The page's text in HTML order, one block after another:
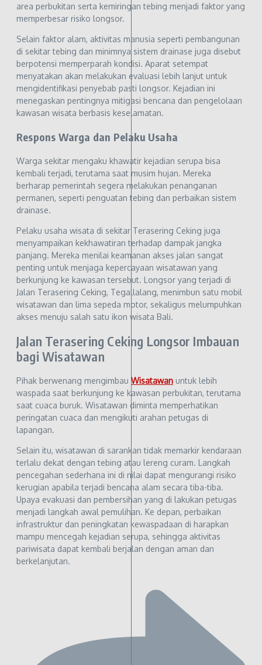
area perbukitan serta kemiringan tebing menjadi faktor yang
memperbesar risiko longsor.
Selain faktor alam, aktivitas manusia seperti pembangunan
di sekitar tebing dan minimnya sistem drainase juga disebut
berpotensi memperparah kondisi. Aparat setempat
menyatakan akan melakukan evaluasi lebih lanjut untuk
mengidentifikasi penyebab pasti longsor. Kejadian ini
menegaskan pentingnya mitigasi bencana dan pengelolaan
kawasan wisata berbasis keselamatan.
Respons Warga dan Pelaku Usaha
Warga sekitar mengaku khawatir kejadian serupa bisa
kembali terjadi, terutama saat musim hujan. Mereka
berharap pemerintah segera melakukan penanganan
permanen, seperti penguatan tebing dan perbaikan sistem
drainase.
Pelaku usaha wisata di sekitar Terasering Ceking juga
menyampaikan kekhawatiran terhadap dampak jangka
panjang. Mereka menilai keamanan akses jalan sangat
penting untuk menjaga kepercayaan wisatawan yang
berkunjung ke kawasan tersebut. Longsor yang terjadi di
Jalan Terasering Ceking, Tegallalang, menimbun satu mobil
wisatawan dan lima sepeda motor, sekaligus melumpuhkan
akses menuju salah satu ikon wisata Bali.
Jalan Terasering Ceking Longsor Imbauan
bagi Wisatawan
Pihak berwenang mengimbau Wisatawan untuk lebih
waspada saat berkunjung ke kawasan perbukitan, terutama
saat cuaca buruk. Wisatawan diminta memperhatikan
peringatan cuaca dan mengikuti arahan petugas di
lapangan.
Selain itu, wisatawan di sarankan tidak memarkir kendaraan
terlalu dekat dengan tebing atau lereng curam. Langkah
pencegahan sederhana ini di nilai dapat mengurangi risiko
kerugian apabila terjadi bencana alam secara tiba-tiba.
Upaya evakuasi dan pembersihan yang di lakukan petugas
menjadi langkah awal pemulihan. Ke depan, perbaikan
infrastruktur dan peningkatan kewaspadaan di harapkan
mampu mencegah kejadian serupa, sehingga aktivitas
pariwisata dapat kembali berjalan dengan aman dan
berkelanjutan.